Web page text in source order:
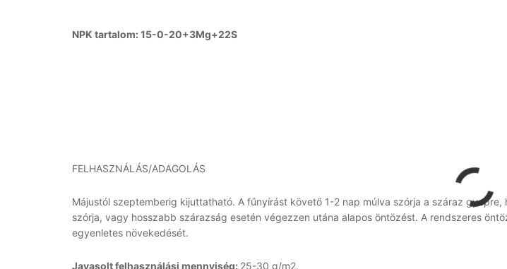
NPK tartalom: 15-0-20+3Mg+22S
FELHASZNÁLÁS/ADAGOLÁS
Májustól szeptemberig kijuttatható. A fűnyírást követő 1-2 nap múlva szórja a száraz gyepre,
szórja, vagy hosszabb szárazság esetén végezzen utána alapos öntözést. A rendszeres
egyenletes növekedését.
Javasolt felhasználási mennyiség: 25-30 g/m2.